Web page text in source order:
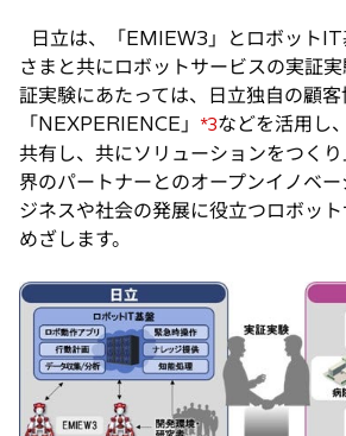
日立は、「EMIEW3」とロボットIT
さまと共にロボットサービスの実証
証実験にあたっては、日立独自の顧
「NEXPERIENCE」
*3などを活用し
共有し、共にソリューションをつく
界のパートナーとのオープンイノベ
ジネスや社会の発展に役立つロボッ
めざします。